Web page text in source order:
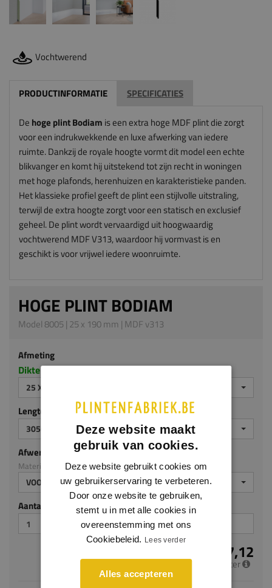
Vochtwerend
PRODUCTINFORMATIE SPECIFICATIES
De hoge plint Bodiam is een extra hoge MDF plint die zorgt
voor een indrukwekkende en luxe afwerking van iedere
ruimte. Dankzij de royale hoogte vormt dit model een echte
blikvanger en komt hij uitstekend tot zijn recht in woningen
met hoge plafonds, herenhuizen en karakteristieke panden.
Het klassieke profiel geeft de plint een stijlvolle uitstraling,
terwijl de extra hoogte zorgt voor een statisch en exclusief
geheel. De plint wordt vervaardigd uit hoogwaardig
vochtwerend MDF V313, waardoor hij vormvast is en
geschikt is voor vrijwel iedere woonruimte.
HOGE PLINT BODIAM
Model 8005 | 25 x 190 mm | MDF v313
Afmeting
Dikte x hoogte in millimeters
25 X 190 MM
Lengte (mm)
3050
Afwerking
Materiaal: MDF v313
VOORGELAKT
Aantal stuks
€ 17,12
per meter
Deze website maakt
gebruik van cookies.
Deze website gebruikt cookies om
uw gebruikerservaring te verbeteren.
Door onze website te gebruiken,
stemt u in met alle cookies in
overeenstemming met ons
Cookiebeleid. Lees verder
Alles accepteren